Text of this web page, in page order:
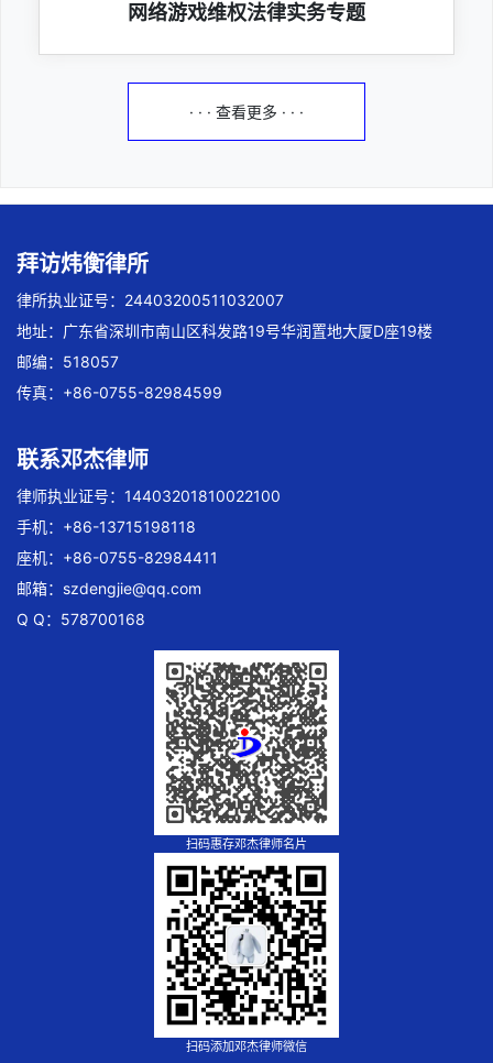
网络游戏维权法律实务专题
· · · 查看更多 · · ·
拜访炜衡律所
律所执业证号：24403200511032007
地址：广东省深圳市南山区科发路19号华润置地大厦D座19楼
邮编：518057
传真：+86-0755-82984599
联系邓杰律师
律师执业证号：14403201810022100
手机：+86-13715198118
座机：+86-0755-82984411
邮箱： szdengjie@qq.com
Q Q：578700168
扫码惠存邓杰律师名片
扫码添加邓杰律师微信